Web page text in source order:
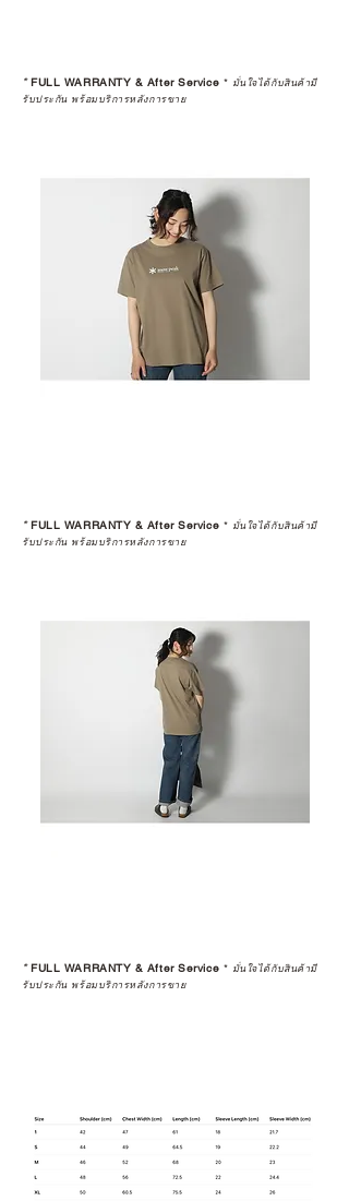
*FULL WARRANTY & After Service * มั่นใจได้กับสินค้ามี
รับประกัน พร้อมบริการหลังการขาย
*FULL WARRANTY & After Service * มั่นใจได้กับสินค้ามี
รับประกัน พร้อมบริการหลังการขาย
*FULL WARRANTY & After Service * มั่นใจได้กับสินค้ามี
รับประกัน พร้อมบริการหลังการขาย